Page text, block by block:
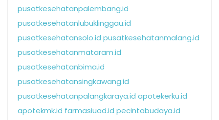
pusatkesehatanpalembang.id
pusatkesehatanlubuklinggau.id
pusatkesehatansolo.id pusatkesehatanmalang.id
pusatkesehatanmataram.id
pusatkesehatanbima.id
pusatkesehatansingkawang.id
pusatkesehatanpalangkaraya.id apotekerku.id
apotekmk.id farmasiuad.id pecintabudaya.id